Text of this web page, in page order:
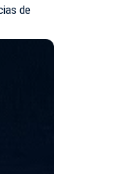
de